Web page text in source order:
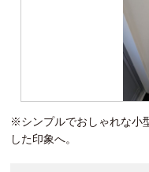
※シンプルでおしゃれな小
した印象へ。